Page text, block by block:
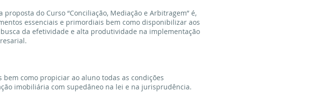
do Curso “Conciliação, Mediação e Arbitragem” é,
essenciais e primordiais bem como disponibilizar aos
da efetividade e alta produtividade na implementação
como propiciar ao aluno todas as condições
imobiliária com supedâneo na lei e na jurisprudência.